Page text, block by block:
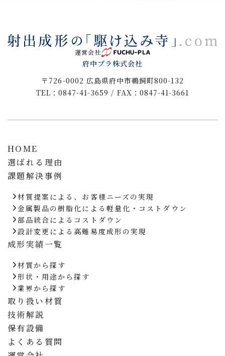
運営会社
府中プラ株式会社
〒726-0002 広島県府中市鵜飼町800-132
TEL：0847-41-3659 / FAX：0847-41-3661
HOME
選ばれる理由
課題解決事例
材質提案による、お客様ニーズの実現
金属製品の樹脂化による軽量化・コストダウン
部品統合によるコストダウン
設計変更による高難易度成形の実現
成形実績一覧
材質から探す
形状・用途から探す
業界から探す
取り扱い材質
技術解説
保有設備
よくある質問